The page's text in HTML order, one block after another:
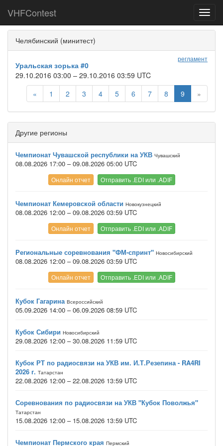
VHFContest
Челябинский (минитест)
регламент
Уральская зорька #0
29.10.2016 03:00 – 29.10.2016 03:59 UTC
«
1 2 3 4 5 6 7 8 9 »
Другие регионы
Чемпионат Чувашской республики на УКВ Чувашский
08.08.2026 17:00 – 09.08.2026 05:00 UTC
Онлайн отчет Отправить .EDI или .ADIF
Чемпионат Кемеровской области Новокузнецкий
08.08.2026 12:00 – 09.08.2026 03:59 UTC
Онлайн отчет Отправить .EDI или .ADIF
Региональные соревнования "ФМ-спринт" Новосибирский
08.08.2026 12:00 – 09.08.2026 03:59 UTC
Онлайн отчет Отправить .EDI или .ADIF
Кубок Гагарина Всероссийский
05.09.2026 14:00 – 06.09.2026 08:59 UTC
Кубок Сибири Новосибирский
29.08.2026 12:00 – 30.08.2026 11:59 UTC
Кубок РТ по радиосвязи на УКВ им. И.Т.Резепина - RA4RI
2026 г. Татарстан
22.08.2026 12:00 – 22.08.2026 13:59 UTC
Соревнования по радиосвязи на УКВ "Кубок Поволжья"
Татарстан
15.08.2026 12:00 – 15.08.2026 13:59 UTC
Чемпионат Пермского края Пермский